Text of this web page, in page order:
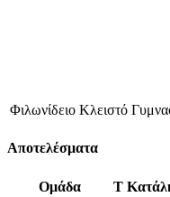
Φιλωνίδειο Κλειστό
Αποτελέσματα
Ομάδα T